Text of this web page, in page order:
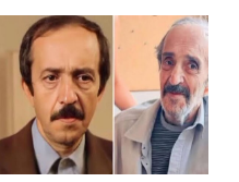
dərmandan istifadə edirsiniz?
Araşdırdım. Kök adam düşünü